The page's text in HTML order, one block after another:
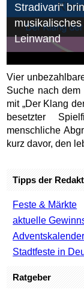
Stradivari“
Leinwand
Vier
Suche nach dem
mit „Der Klang
besetzter
menschliche
kurz davor, den
Tipps der
Feste & Märkte
aktuelle
Stadtfeste in
Ratgeber